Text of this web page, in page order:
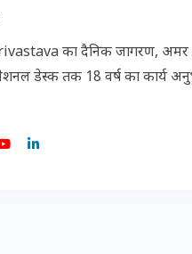
का दैनिक जागरण, अमर
डेस्क तक 18 वर्ष का कार्य